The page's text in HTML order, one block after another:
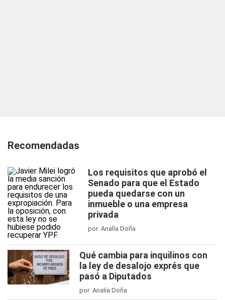
Recomendadas
Los requisitos que aprobó el
Senado para que el Estado
pueda quedarse con un
inmueble o una empresa
privada
por Analía Doña
Qué cambia para inquilinos con
la ley de desalojo exprés que
pasó a Diputados
por Analía Doña